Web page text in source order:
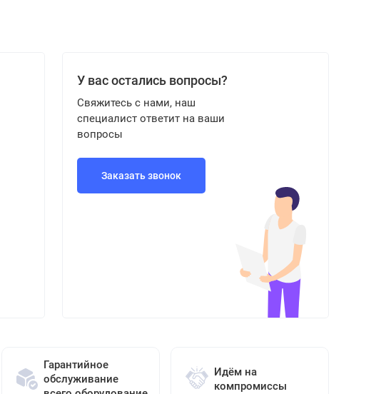
У вас остались вопросы?
Свяжитесь с нами, наш
специалист ответит на ваши
вопросы
Заказать звонок
Гарантийное
обслуживание
Идём на
компромиссы